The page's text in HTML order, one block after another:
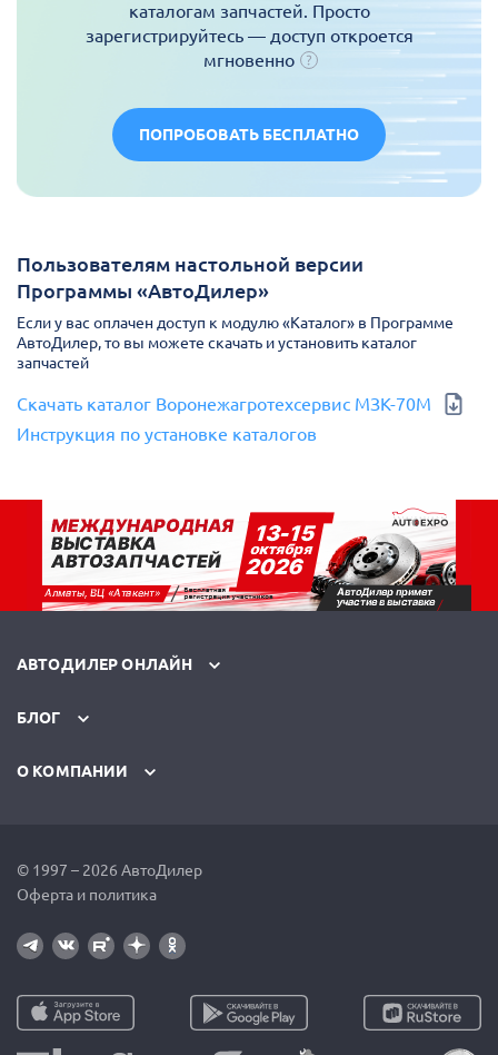
каталогам запчастей. Просто
зарегистрируйтесь — доступ откроется
мгновенно
ПОПРОБОВАТЬ БЕСПЛАТНО
Пользователям настольной версии
Программы «АвтоДилер»
Если у вас оплачен доступ к модулю «Каталог» в Программе
АвтоДилер, то вы можете скачать и установить каталог
запчастей
Скачать каталог Воронежагротехсервис МЗК-70М
Инструкция по установке каталогов
АВТОДИЛЕР ОНЛАЙН
БЛОГ
О КОМПАНИИ
© 1997 – 2026 АвтоДилер
Оферта и политика